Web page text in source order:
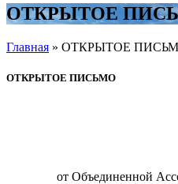
ОТКРЫТОЕ
Главная » ОТКРЫТОЕ
ОТКРЫТОЕ ПИСЬМО
от Объединенной